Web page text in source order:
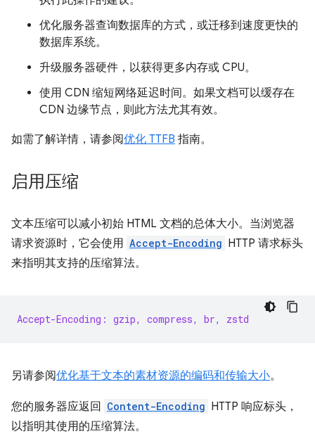
优化服务器查询数据库的方式，或迁移到速度更快的
数据库系统。
升级服务器硬件，以获得更多内存或 CPU。
使用 CDN 缩短网络延迟时间。如果文档可以缓存在
CDN 边缘节点，则此方法尤其有效。
如需了解详情，请参阅优化 TTFB 指南。
启用压缩
文本压缩可以减小初始 HTML 文档的总体大小。当浏览器
请求资源时，它会使用 Accept-Encoding HTTP 请求标头
来指明其支持的压缩算法。
Accept-Encoding: gzip, compress, br, zstd
另请参阅优化基于文本的素材资源的编码和传输大小。
您的服务器应返回 Content-Encoding HTTP 响应标头，
以指明其使用的压缩算法。